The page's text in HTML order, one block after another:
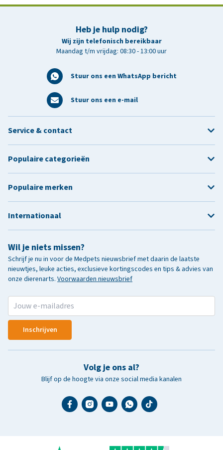
Heb je hulp nodig?
Wij zijn telefonisch bereikbaar
Maandag t/m vrijdag: 08:30 - 13:00 uur
Stuur ons een WhatsApp bericht
Stuur ons een e-mail
Wil je niets missen?
Schrijf je nu in voor de Medpets nieuwsbrief met daarin de laatste
nieuwtjes, leuke acties, exclusieve kortingscodes en tips & advies van
onze dierenarts. Voorwaarden nieuwsbrief
Inschrijven
Volg je ons al?
Blijf op de hoogte via onze social media kanalen
Service & contact
Populaire categorieën
Populaire merken
Internationaal